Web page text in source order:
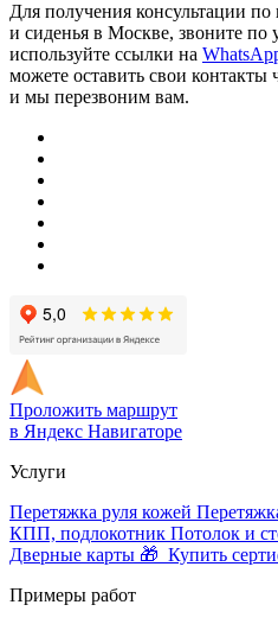
Для получения консультации по
и сиденья в Москве, звоните по
используйте ссылки на
можете оставить свои контакты
и мы перезвоним вам.
Проложить маршрут
в Яндекс Навигаторе
Услуги
Перетяжка руля кожей
КПП, подлокотник Потолок и
Дверные карты 🎁 Купить
Примеры работ